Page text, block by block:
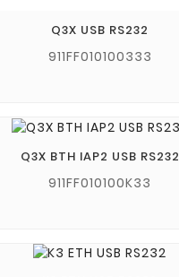
Q3X USB RS232
911FF010100333
Q3X BTH IAP2 USB RS232
911FF010100K33